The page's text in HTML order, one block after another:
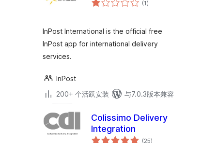
(1评)
InPost International is the official free
InPost app for international delivery
services.
InPost
200+ 个活跃安装
与7.0.3版本兼容
Colissimo Delivery
Integration
(25总)